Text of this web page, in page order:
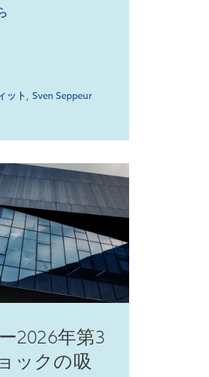
ット , Sven Seppeur
2026年第3
ックの吸